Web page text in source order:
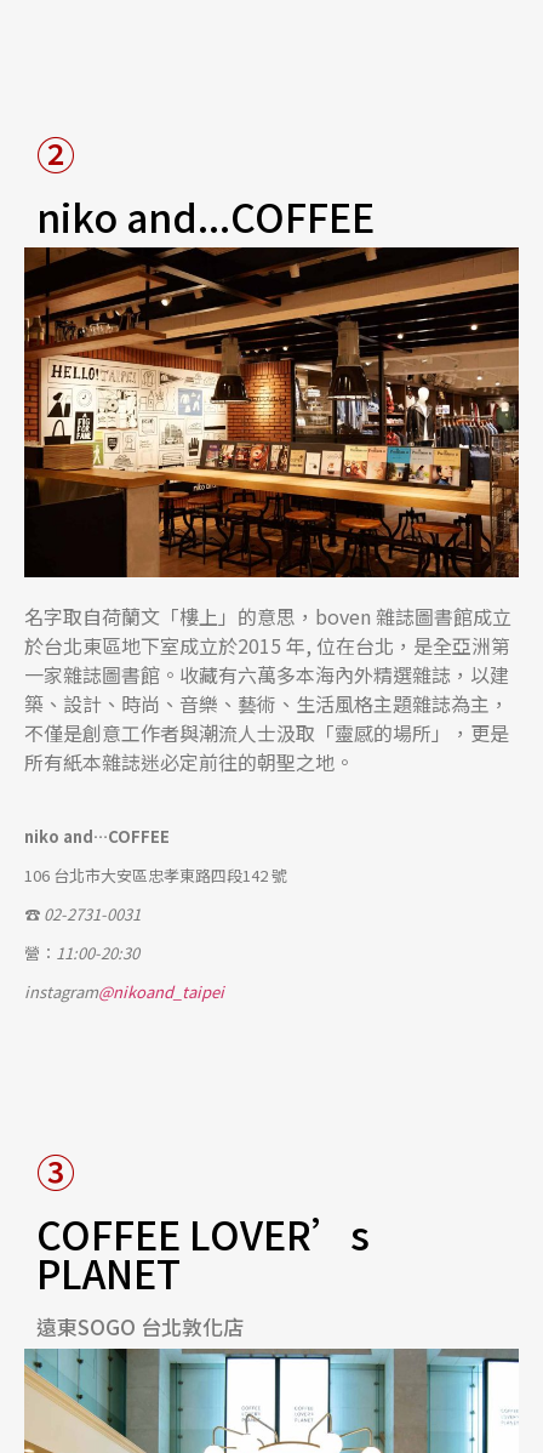
②
niko and...COFFEE
名字取自荷蘭文「樓上」的意思，boven 雜誌圖書館成立
於台北東區地下室成立於2015 年, 位在台北，是全亞洲第
一家雜誌圖書館。收藏有六萬多本海內外精選雜誌，以建
築、設計、時尚、音樂、藝術、生活風格主題雜誌為主，
不僅是創意工作者與潮流人士汲取「靈感的場所」，更是
所有紙本雜誌迷必定前往的朝聖之地。
niko and…COFFEE
106 台北市大安區忠孝東路四段142 號
☎ 02-2731-0031
營： 11:00-20:30
instagram@nikoand_taipei
③
COFFEE LOVER’s
PLANET
遠東SOGO 台北敦化店